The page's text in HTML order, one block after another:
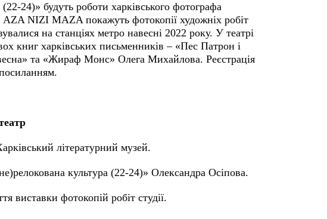
24)» будуть роботи харківського фотографа
NIZI MAZA покажуть фотокопії художніх робіт
на станціях метро навесні 2022 року. У театрі
книг харківських письменників – «Пес Патрон і
та «Жираф Монс» Олега Михайлова. Реєстрація
літературний музей.
культура (22-24)» Олександра Осіпова.
фотокопій робіт студії.